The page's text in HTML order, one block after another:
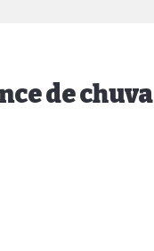
de chuva